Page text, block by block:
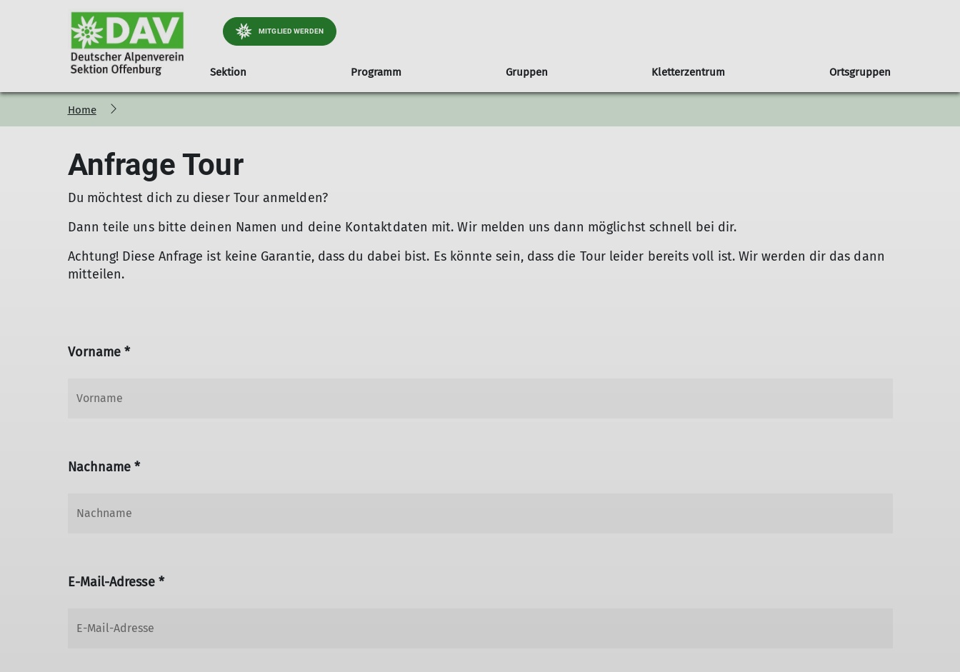
MITGLIED WERDEN
Sektion
Geschäftsstelle
Materialverleih
Kindergeburtstag
Mitglied werden Hütten Ehrenamt in unserer Sektion Newsletter
Programm
Kursübersicht
Theoriekurse
Kletter und Boulderkurse
Tourenübersicht
Klettern
Wanderung alpin
Programmheft
Gruppen
Jugend
Jugendprogramm
Wer ist die JDAV
Kinder- und Jugendtraining
Stützpunkt Süd-West
Familiengruppe Klettertreffs Seniorengruppe Sportgruppe
Kletterzentrum
Preise und Infos Öffnungszeiten und Anfahrt Routenbau Klettern & Bouldern mit Kids
Ortsgruppen
Ortsgruppe Nordrach
Programm
Tourenberichte
Orstgruppe Bühl
Home
Anfrage Tour
Du möchtest dich zu dieser Tour anmelden?
Dann teile uns bitte deinen Namen und deine Kontaktdaten mit. Wir melden uns dann möglichst schnell bei dir.
Achtung! Diese Anfrage ist keine Garantie, dass du dabei bist. Es könnte sein, dass die Tour leider bereits voll ist. Wir werden dir das dann
mitteilen.
Vorname *
Nachname *
E-Mail-Adresse *